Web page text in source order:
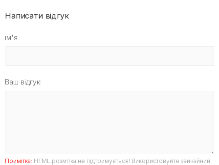
Написати відгук
ім'я
Ваш відгук:
Примітка: HTML розмітка не підтримується! Використовуйте звичайний